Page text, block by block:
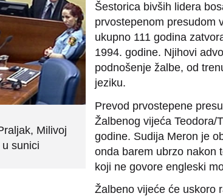
Milivoj
sunici
Šestorica bivših lidera
prvostepenom presudom
ukupno 111 godina
1994. godine. Njihovi
podnošenje žalbe, od
jeziku.
Prevod prvostepene
Žalbenog vijeća Teodora/
godine. Sudija Meron je
onda barem ubrzo nakon
koji ne govore engleski
Žalbeno vijeće će uskoro